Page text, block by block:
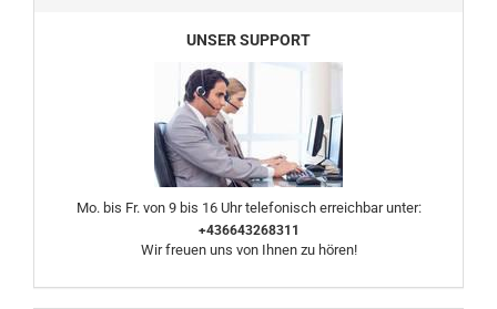
UNSER SUPPORT
Mo. bis Fr. von 9 bis 16 Uhr telefonisch erreichbar unter:
+436643268311
Wir freuen uns von Ihnen zu hören!